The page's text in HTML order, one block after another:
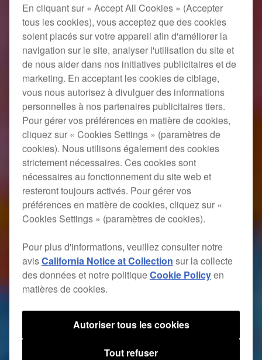
En cliquant sur « Accept All Cookies » (Accepter
tous les cookies), vous acceptez que des cookies
soient placés sur votre appareil afin d'améliorer la
navigation sur le site, analyser l'utilisation du site et
de nous aider dans nos initiatives publicitaires et de
marketing. En acceptant les cookies de ciblage,
vous nous autorisez à divulguer des informations
personnelles à nos partenaires publicitaires tiers.
Pour gérer vos préférences en matière de cookies,
cliquez sur « Cookies Settings » (paramètres de
cookies). Nous utilisons également des cookies
strictement nécessaires. Ces cookies sont
nécessaires au fonctionnement du site web et
resteront toujours activés. Pour gérer vos
préférences en matière de cookies, cliquez sur «
Cookies Settings » (paramètres de cookies).
Pour plus d'informations, veuillez consulter notre
avisCalifornia Notice at Collection sur la collecte
des données et notre politique Cookie Policyen
matières de cookies.
Tout refuser
Autoriser tous les cookies